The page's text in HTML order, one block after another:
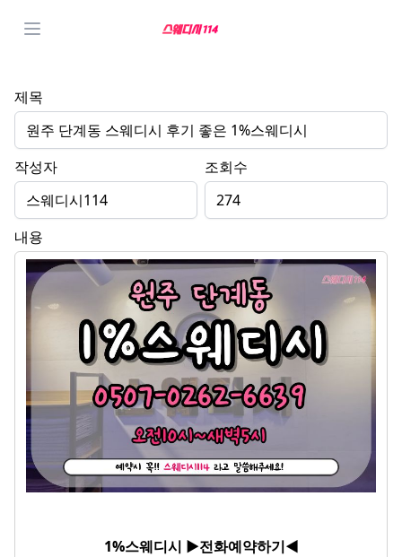
제목
원주 단계동 스웨디시 후기 좋은 1%스웨디시
작성자
스웨디시114
조회수
274
내용
1%스웨디시 ▶전화예약하기◀